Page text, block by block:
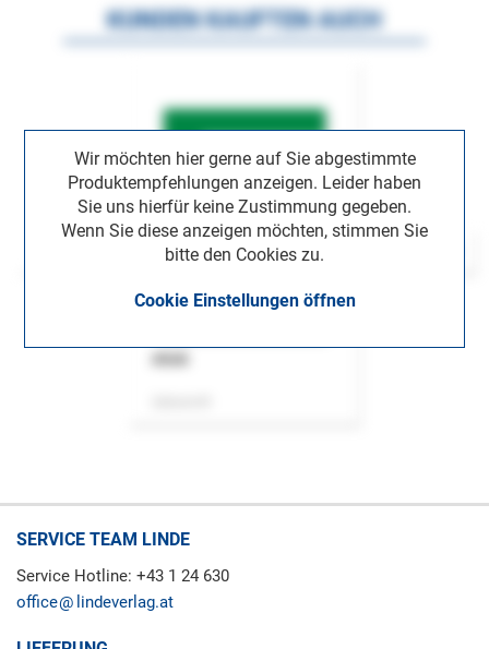
Wir möchten hier gerne auf Sie abgestimmte
Produktempfehlungen anzeigen. Leider haben
Sie uns hierfür keine Zustimmung gegeben.
Wenn Sie diese anzeigen möchten, stimmen Sie
bitte den Cookies zu.
Cookie Einstellungen öffnen
KUNDEN KAUFTEN AUCH
SERVICE TEAM LINDE
Service Hotline: +43 1 24 630
office
lindeverlag.at